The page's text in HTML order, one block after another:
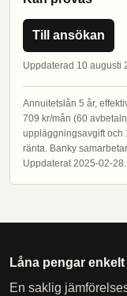
Till ansökan
Uppdaterad 10 augusti
Annuitetslån 5 år,
709 kr/mån (60
uppläggningsavgift och
ränta. Banky
Uppdaterat 2025-02-28.
Låna pengar enkelt
En saklig